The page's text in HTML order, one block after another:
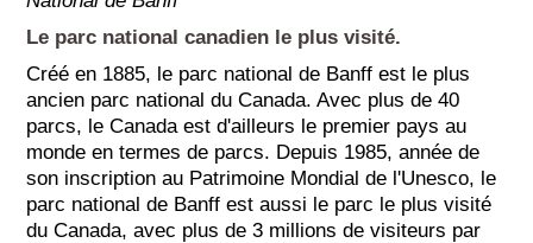
Le parc national canadien le plus visité.
Créé en 1885, le parc national de Banff est le plus
ancien parc national du Canada. Avec plus de 40
parcs, le Canada est d'ailleurs le premier pays au
monde en termes de parcs. Depuis 1985, année de
son inscription au Patrimoine Mondial de l'Unesco, le
parc national de Banff est aussi le parc le plus visité
du Canada, avec plus de 3 millions de visiteurs par